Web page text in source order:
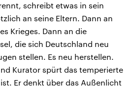
schreibt etwas in sein
an seine Eltern. Dann an
Krieges. Dann an die
die sich Deutschland neu
stellen. Es neu herstellen.
Kurator spürt das temperierte
Er denkt über das Außenlicht